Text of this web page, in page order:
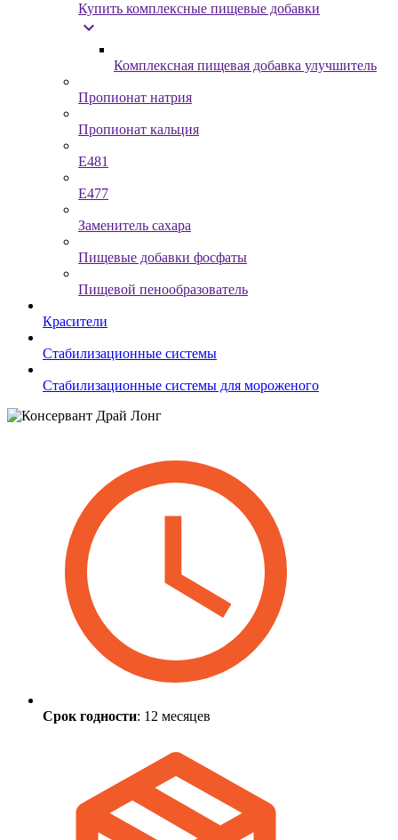
Купить комплексные пищевые добавки
expand_more
Комплексная пищевая добавка улучшитель
Пропионат натрия
Пропионат кальция
Е481
Е477
Заменитель сахара
Пищевые добавки фосфаты
Пищевой пенообразователь
Красители
Стабилизационные системы
Стабилизационные системы для мороженого
Срок годности: 12 месяцев